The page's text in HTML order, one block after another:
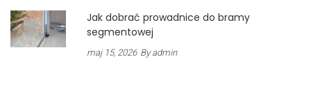
Jak dobrać prowadnice do bramy
segmentowej
maj 15, 2026 By admin